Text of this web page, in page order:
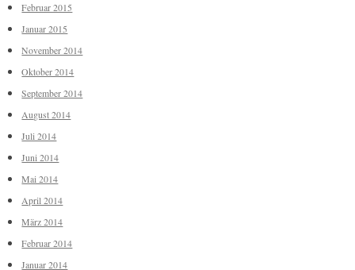
Februar 2015
Januar 2015
November 2014
Oktober 2014
September 2014
August 2014
Juli 2014
Juni 2014
Mai 2014
April 2014
März 2014
Februar 2014
Januar 2014